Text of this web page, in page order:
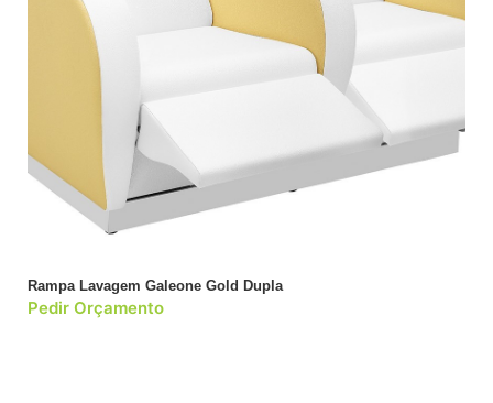
Rampa Lavagem Galeone Gold Dupla
Pedir Orçamento